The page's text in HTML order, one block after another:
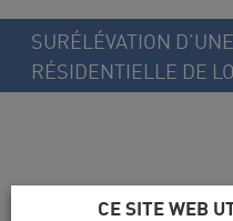
SURÉLÉVATION
RÉSIDENTIELLE DE
CE SITE WEB